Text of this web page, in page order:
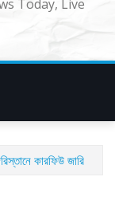
Today, Live
কারফিউ জারি